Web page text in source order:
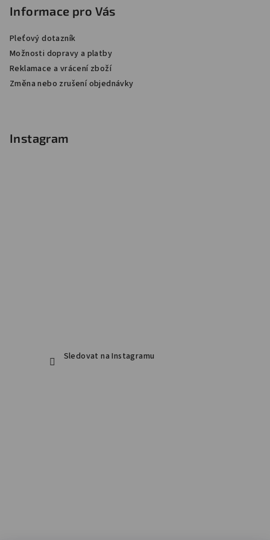
Informace pro Vás
Pleťový dotazník
Možnosti dopravy a platby
Reklamace a vrácení zboží
Změna nebo zrušení objednávky
Instagram
Sledovat na Instagramu